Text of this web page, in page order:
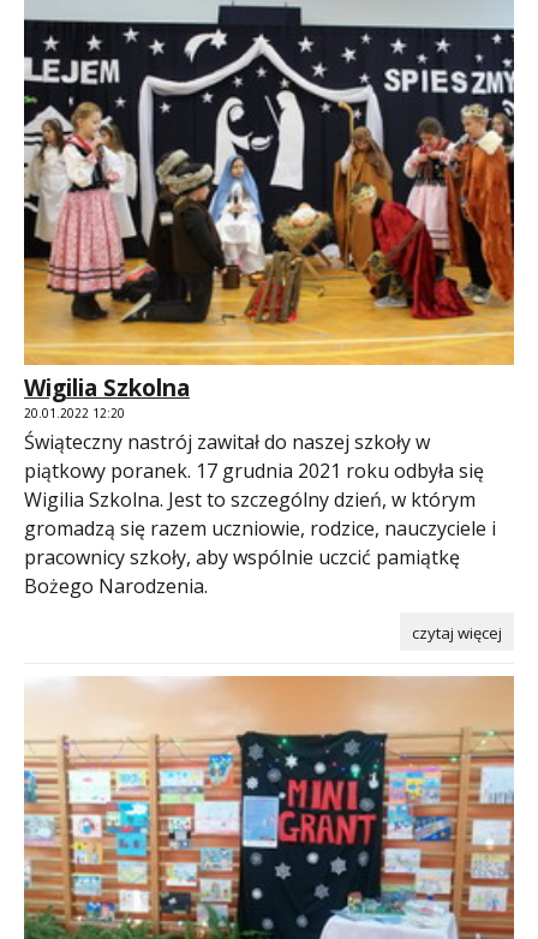
Wigilia Szkolna
20.01.2022 12:20
Świąteczny nastrój zawitał do naszej szkoły w
piątkowy poranek. 17 grudnia 2021 roku odbyła się
Wigilia Szkolna. Jest to szczególny dzień, w którym
gromadzą się razem uczniowie, rodzice, nauczyciele i
pracownicy szkoły, aby wspólnie uczcić pamiątkę
Bożego Narodzenia.
czytaj więcej